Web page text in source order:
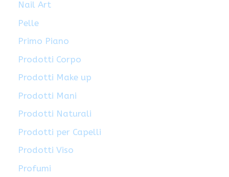
Nail Art
Pelle
Primo Piano
Prodotti Corpo
Prodotti Make up
Prodotti Mani
Prodotti Naturali
Prodotti per Capelli
Prodotti Viso
Profumi